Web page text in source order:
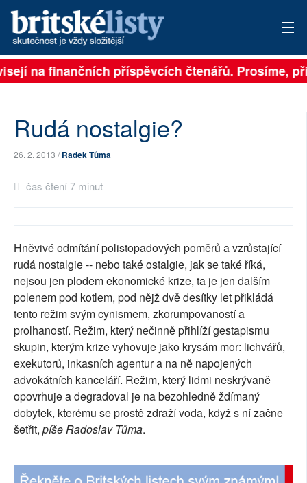
PŘIHLÁSIT
ARCHIV
AUTOŘI
PŘÍSPĚVKY NA PROVOZ
SOCIÁLNÍ SÍTĚ
RUBRIKY
PLNÁ VERZE STRÁNEK
na finančních příspěvcích čtenářů. Prosíme,
Rudá nostalgie?
26. 2. 2013 /Radek Tůma
čas čtení 7 minut
Hněvivé odmítání polistopadových poměrů a vzrůstající
rudá nostalgie -- nebo také ostalgie, jak se také říká,
nejsou jen plodem ekonomické krize, ta je jen dalším
polenem pod kotlem, pod nějž dvě desítky let přikládá
tento režim svým cynismem, zkorumpovaností a
prolhaností. Režim, který nečinně přihlíží gestapismu
skupin, kterým krize vyhovuje jako krysám mor: lichvářů,
exekutorů, inkasních agentur a na ně napojených
advokátních kanceláří. Režim, který lidmi neskrývaně
opovrhuje a degradoval je na bezohledně ždímaný
dobytek, kterému se prostě zdraží voda, když s ní začne
šetřit, píše Radoslav Tůma.